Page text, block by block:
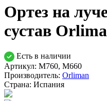
Ортез на
сустав
Есть в наличии
Артикул: M760, M660
Производитель: Orliman
Страна: Испания